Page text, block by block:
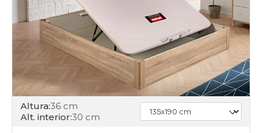
Altura:36 cm
Alt. interior:30 cm